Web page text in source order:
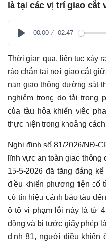
là tại các vị trí giao cắt
Play
00:00 02:47
Thời gian qua, liên tục xảy
rào chắn tại nơi giao cắt
nạn giao thông đường sắt
nghiêm trọng do tải trọng
của tàu hỏa khiến việc
thực hiện trong khoảng
Nghị định số 81/2026/NĐ-
lĩnh vực an toàn giao thông
15-5-2026 đã tăng đáng
điều khiển phương tiện cố
có tín hiệu cảnh báo tàu
ô tô vi phạm lỗi này là từ
đồng và bị tước giấy phép
định 81, người điều khiển